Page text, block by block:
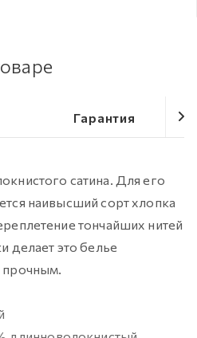
Гарантия
сатина. Для его
наивысший сорт хлопка
тончайших нитей
делает это белье
прочным.